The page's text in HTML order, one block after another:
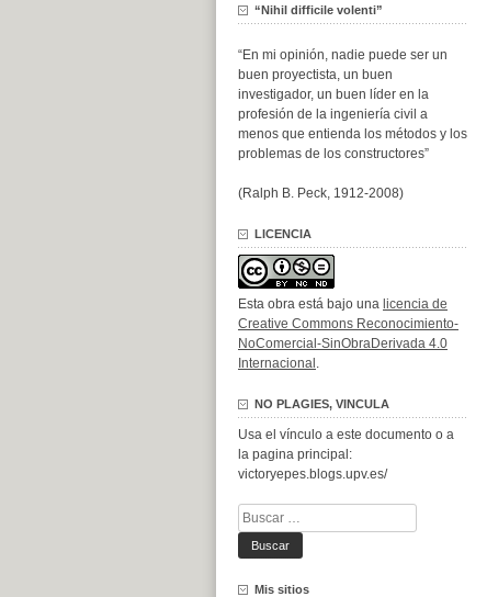
“Nihil difficile volenti”
“En mi opinión, nadie puede ser un
buen proyectista, un buen
investigador, un buen líder en la
profesión de la ingeniería civil a
menos que entienda los métodos y los
problemas de los constructores”
(Ralph B. Peck, 1912-2008)
LICENCIA
Esta obra está bajo una licencia de
Creative Commons Reconocimiento-
NoComercial-SinObraDerivada 4.0
Internacional .
NO PLAGIES, VINCULA
Usa el vínculo a este documento o a
la pagina principal:
victoryepes.blogs.upv.es/
Buscar:
Mis sitios